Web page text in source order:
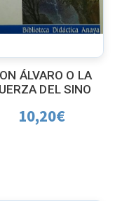
ÁLVARO O LA
DEL SINO
10,20€